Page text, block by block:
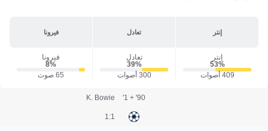
إنتر تعادل فيرونا
إنتر
53‎%‎
409 أصوات
تعادل
39‎%‎
300 أصوات
فيرونا
8‎%‎
65 صوت
K. Bowie
1:1
90' + 1'